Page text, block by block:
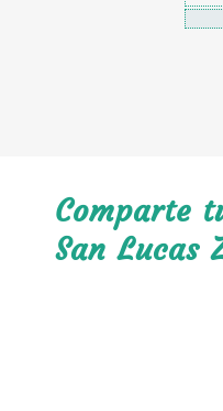
Comparte
San Lucas